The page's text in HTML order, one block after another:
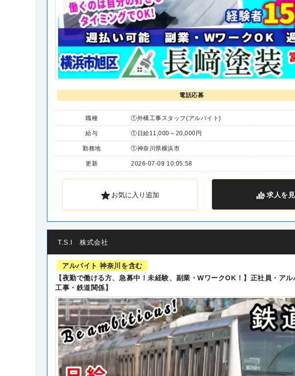
電話応募
職種 ①外構工事スタッフ(アルバイト)
給与 ①日給11,000～20,000円
勤務地 ①神奈川県横浜市
更新 2026-07-09 10:05:58
お気に入り追加 求人を
T.S.I 株式会社
アルバイト 神奈川を含む
【夜勤で働ける方、急募中！未経験、副業・WワークOK！】正社員・ア
工事・鉄道関係】